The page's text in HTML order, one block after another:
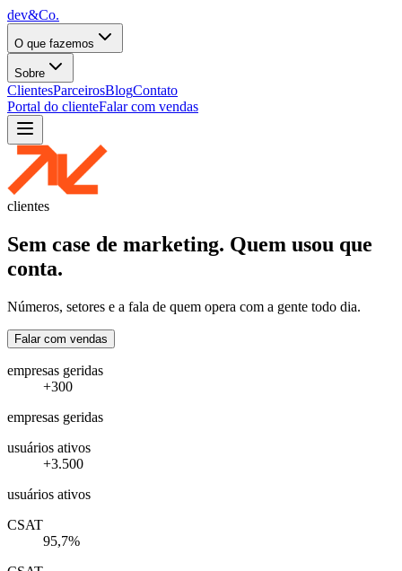
dev&Co.
O que fazemos
Sobre
ClientesParceirosBlogContato
Portal do clienteFalar com vendas
clientes
Sem case de marketing. Quem usou que
conta.
Números, setores e a fala de quem opera com a gente todo dia.
Falar com vendas
empresas geridas
+300
empresas geridas
usuários ativos
+3.500
usuários ativos
CSAT
95,7%